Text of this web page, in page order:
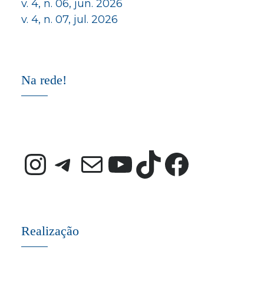
v. 4, n. 06, jun. 2026
v. 4, n. 07, jul. 2026
Na rede!
Instagram
Telegram
E-mail
Youtube
TikTok
Realização